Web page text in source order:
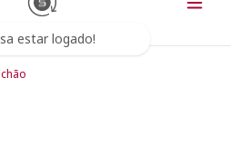
estar logado!